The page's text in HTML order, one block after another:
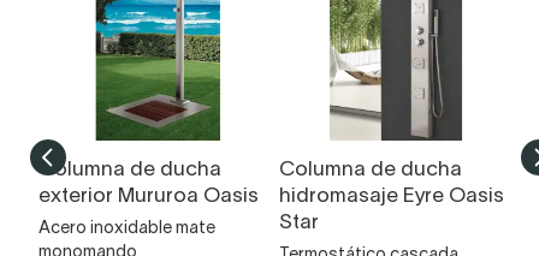
Columna de ducha
exterior Mururoa Oasis
Acero inoxidable mate
Columna de ducha
hidromasaje Eyre Oasis
Star